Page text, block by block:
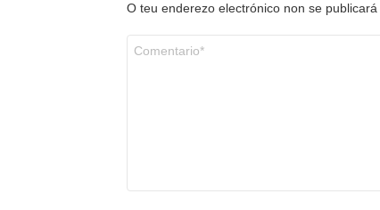
O teu enderezo electrónico non se publicará